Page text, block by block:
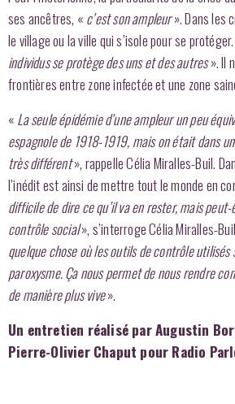
ses ancêtres, « c’est son ampleur». Dans les
le village ou la ville qui s’isole pour se
individus se protège des uns et des autres». Il
frontières entre zone infectée et une zone
« La seule épidémie d’une ampleur un peu
espagnole de 1918-1919, mais on était dans
très différent», rappelle Célia Miralles-Buil.
l’inédit est ainsi de mettre tout le monde en
difficile de dire ce qu’il va en rester, mais
contrôle social», s’interroge Célia Miralles-
quelque chose où les outils de contrôle utilisés
paroxysme.Ça nous permet de nous rendre
de manière plus vive».
Un entretien réalisé par Augustin
Pierre-Olivier Chaput pour Radio